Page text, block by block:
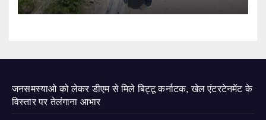
जनसमस्याओ को लेकर डीएम से मिले बिट्टू कर्नाटक, खेल एंटरटेनमेंट के
विस्तार पर तेलंगाना आभार